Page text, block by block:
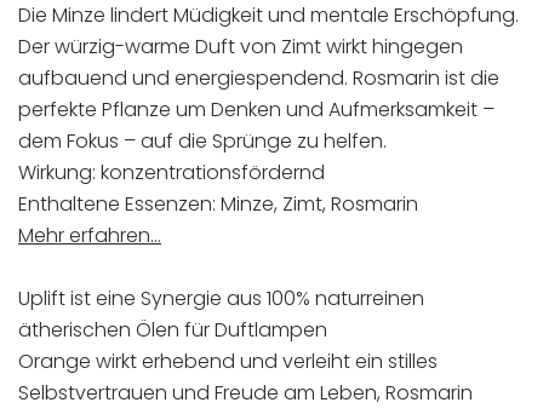
Die Minze lindert Müdigkeit und mentale Erschöpfung.
Der würzig-warme Duft von Zimt wirkt hingegen
aufbauend und energiespendend. Rosmarin ist die
perfekte Pflanze um Denken und Aufmerksamkeit –
dem Fokus – auf die Sprünge zu helfen.
Wirkung: konzentrationsfördernd
Enthaltene Essenzen: Minze, Zimt, Rosmarin
Mehr erfahren…
Uplift ist eine Synergie aus 100% naturreinen
ätherischen Ölen für Duftlampen
Orange wirkt erhebend und verleiht ein stilles
Selbstvertrauen und Freude am Leben, Rosmarin